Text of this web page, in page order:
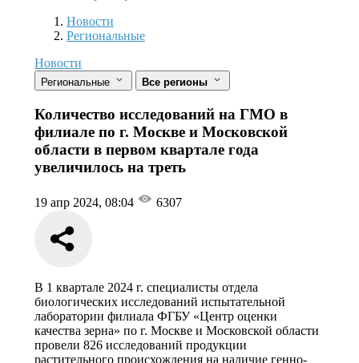
Новости
Разделы
Новости
Региональные
Новости
Региональные Все регионы
Количество исследований на ГМО в
филиале по г. Москве и Московской
области в первом квартале года
увеличилось на треть
19 апр 2024, 08:04 6307
В 1 квартале 2024 г. специалисты отдела
биологических исследований испытательной
лаборатории филиала ФГБУ «Центр оценки
качества зерна» по г. Москве и Московской области
провели 826 исследований продукции
растительного происхождения на наличие генно-